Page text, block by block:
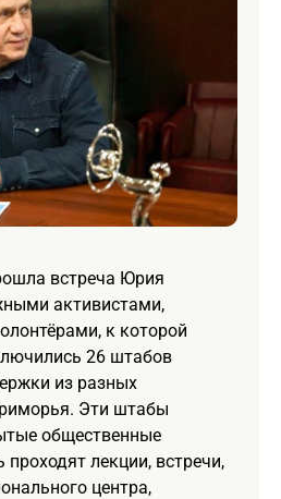
встреча Юрия
активистами,
к которой
26 штабов
из разных
Эти штабы
общественные
проходят лекции, встречи,
центра,